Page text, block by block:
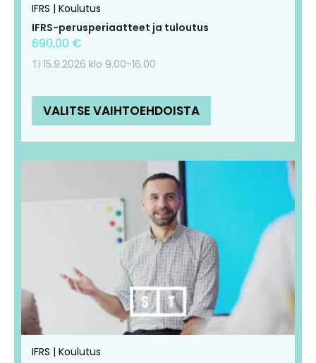
IFRS | Koulutus
IFRS-perusperiaatteet ja tuloutus
690,00 €
Ti 15.9.2026 klo 9.00-16.00
VALITSE VAIHTOEHDOISTA
IFRS | Koulutus